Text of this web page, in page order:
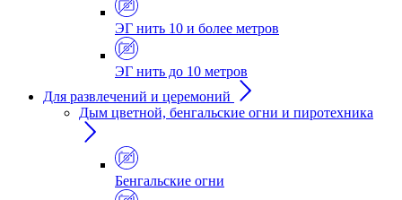
ЭГ нить 10 и более метров
ЭГ нить до 10 метров
Для развлечений и церемоний
Дым цветной, бенгальские огни и пиротехника
Бенгальские огни